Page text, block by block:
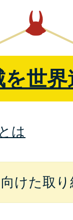
を世
は
けた取